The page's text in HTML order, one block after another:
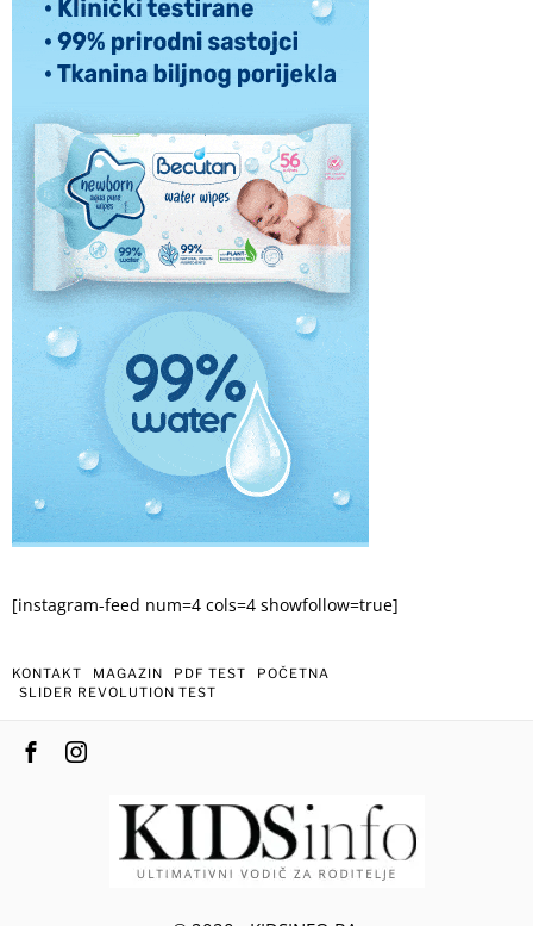
[instagram-feed num=4 cols=4 showfollow=true]
KONTAKT MAGAZIN PDF TEST
POČETNA
SLIDER REVOLUTION TEST